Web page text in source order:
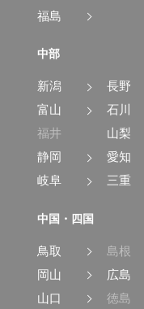
福島
中部
新潟
長野
富山
石川
福井
山梨
静岡
愛知
岐阜
三重
中国・四国
鳥取
島根
岡山
広島
山口
徳島